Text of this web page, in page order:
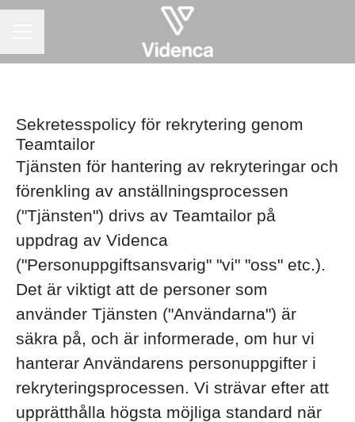
Sekretesspolicy för rekrytering genom
Teamtailor
Tjänsten för hantering av rekryteringar och
förenkling av anställningsprocessen
("Tjänsten") drivs av Teamtailor på
uppdrag av Videnca
("Personuppgiftsansvarig" "vi" "oss" etc.).
Det är viktigt att de personer som
använder Tjänsten ("Användarna") är
säkra på, och är informerade, om hur vi
hanterar Användarens personuppgifter i
rekryteringsprocessen. Vi strävar efter att
upprätthålla högsta möjliga standard när